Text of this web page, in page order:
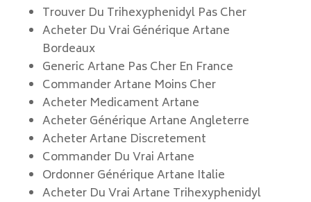
Trouver Du Trihexyphenidyl Pas Cher
Acheter Du Vrai Générique Artane
Bordeaux
Generic Artane Pas Cher En France
Commander Artane Moins Cher
Acheter Medicament Artane
Acheter Générique Artane Angleterre
Acheter Artane Discretement
Commander Du Vrai Artane
Ordonner Générique Artane Italie
Acheter Du Vrai Artane Trihexyphenidyl